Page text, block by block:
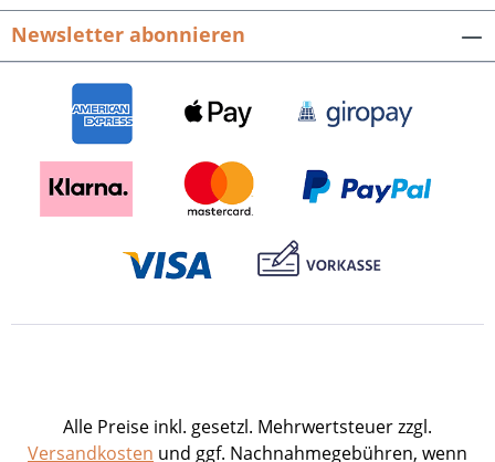
Bildungsgeschichte, Erinnerungen von
Zeitzeugen, exemplarische
Absolventenkarrieren und die
Universitätseinrichtungen. Außerdem
zeigen die acht Fachbereiche die
facettenreichen Herausforderungen,
Entwicklungen und den derzeitigen
Spiegelbild der aktuellen
Universitätsentwicklung innerhalb der
Universität im Aufbruch. Festschrift zum
unter Mitarbeit von Martin Armgart,
Newsletter abonnieren
Alle Preise inkl. gesetzl. Mehrwertsteuer zzgl.
Versandkosten und ggf. Nachnahmegebühren, wenn